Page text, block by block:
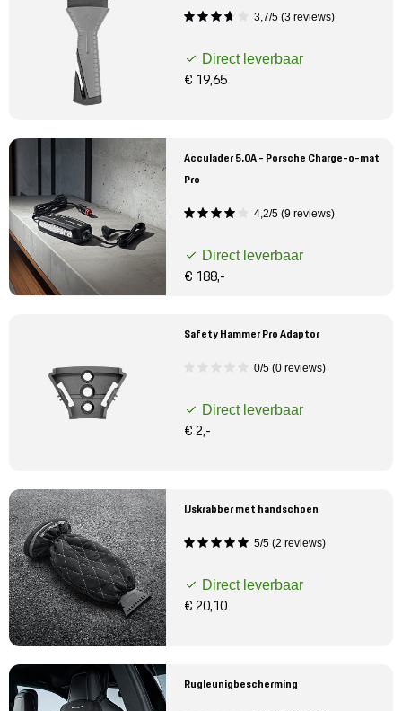
Meer Porsche
Porsche informatie
3,7/5 (3 reviews)
Direct leverbaar
€ 19,65
Acculader 5,0A - Porsche Charge-o-mat
Pro
4,2/5 (9 reviews)
Direct leverbaar
€ 188,-
Safety Hammer Pro Adaptor
0/5 (0 reviews)
Direct leverbaar
€ 2,-
IJskrabber met handschoen
5/5 (2 reviews)
Direct leverbaar
€ 20,10
Rugleunigbescherming